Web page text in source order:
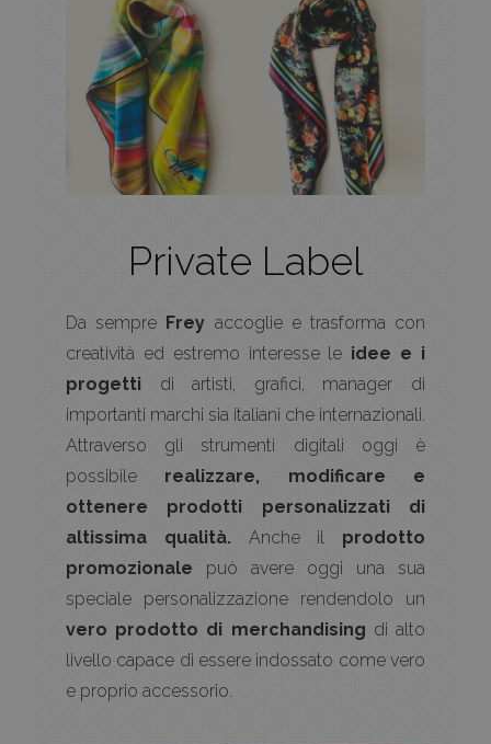
Private Label
Da sempre Frey accoglie e trasforma con
creatività ed estremo interesse le idee e i
progetti di artisti, grafici, manager di
importanti marchi sia italiani che internazionali.
Attraverso gli strumenti digitali oggi è
possibile realizzare, modificare e
ottenere prodotti personalizzati di
altissima qualità. Anche il prodotto
promozionale può avere oggi una sua
speciale personalizzazione rendendolo un
vero prodotto di merchandising di alto
livello capace di essere indossato come vero
e proprio accessorio.